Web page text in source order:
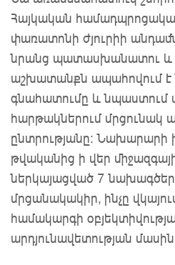
Հայկական
փառատոնի ժյուրիի
նրանց պատասխանատու և
աշխատանքն ապահովում է
գնահատումը և նպաստում
հարթակներում մրցունակ
ընտրությանը։ Նախարարի
թվականից ի վեր
ներկայացված 7
մրցանակակիր, ինչը
համակարգի
արդյունավետության